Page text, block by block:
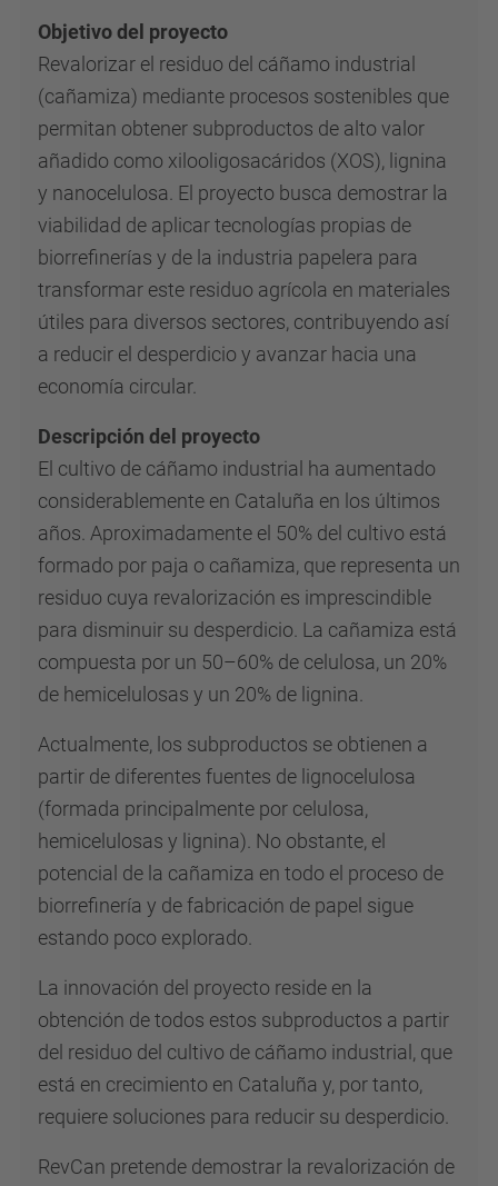
Objetivo del proyecto
Revalorizar el residuo del cáñamo industrial
(cañamiza) mediante procesos sostenibles que
permitan obtener subproductos de alto valor
añadido como xilooligosacáridos (XOS), lignina
y nanocelulosa. El proyecto busca demostrar la
viabilidad de aplicar tecnologías propias de
biorrefinerías y de la industria papelera para
transformar este residuo agrícola en materiales
útiles para diversos sectores, contribuyendo así
a reducir el desperdicio y avanzar hacia una
economía circular.
Descripción del proyecto
El cultivo de cáñamo industrial ha aumentado
considerablemente en Cataluña en los últimos
años. Aproximadamente el 50% del cultivo está
formado por paja o cañamiza, que representa un
residuo cuya revalorización es imprescindible
para disminuir su desperdicio. La cañamiza está
compuesta por un 50–60% de celulosa, un 20%
de hemicelulosas y un 20% de lignina.
Actualmente, los subproductos se obtienen a
partir de diferentes fuentes de lignocelulosa
(formada principalmente por celulosa,
hemicelulosas y lignina). No obstante, el
potencial de la cañamiza en todo el proceso de
biorrefinería y de fabricación de papel sigue
estando poco explorado.
La innovación del proyecto reside en la
obtención de todos estos subproductos a partir
del residuo del cultivo de cáñamo industrial, que
está en crecimiento en Cataluña y, por tanto,
requiere soluciones para reducir su desperdicio.
RevCan pretende demostrar la revalorización de